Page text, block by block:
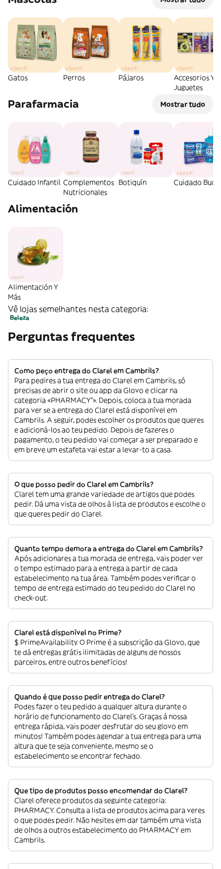
Gatos Perros Pájaros
Accesorios Y
Juguetes
Parafarmacia Mostrar tudo
Cuidado Infantil Complementos
Nutricionales
Botiquín Cuidado Bucal
Alimentación
Alimentación Y
Más
Vê lojas semelhantes nesta categoria:
Beleza
Perguntas frequentes
Como peço entrega do Clarel em Cambrils?
Para pedires a tua entrega do Clarel em Cambrils, só
precisas de abrir o site ou app da Glovo e clicar na
categoria «PHARMACY”». Depois, coloca a tua morada
para ver se a entrega do Clarel está disponível em
Cambrils. A seguir, podes escolher os produtos que queres
e adicioná-los ao teu pedido. Depois de fazeres o
pagamento, o teu pedido vai começar a ser preparado e
em breve um estafeta vai estar a levar-to a casa.
O que posso pedir do Clarel em Cambrils?
Clarel tem uma grande variedade de artigos que podes
pedir. Dá uma vista de olhos à lista de produtos e escolhe o
que queres pedir do Clarel.
Quanto tempo demora a entrega do Clarel em Cambrils?
Após adicionares a tua morada de entrega, vais poder ver
o tempo estimado para a entrega a partir de cada
estabelecimento na tua área. Também podes verificar o
tempo de entrega estimado do teu pedido do Clarel no
check-out.
Clarel está disponível no Prime?
$ PrimeAvailability. O Prime é a subscrição da Glovo, que
te dá entregas grátis ilimitadas de alguns de nossos
parceiros, entre outros benefícios!
Quando é que posso pedir entrega do Clarel?
Podes fazer o teu pedido a qualquer altura durante o
horário de funcionamento do Clarel’s. Graças à nossa
entrega rápida, vais poder desfrutar do seu glovo em
minutos! Também podes agendar a tua entrega para uma
altura que te seja conveniente, mesmo se o
estabelecimento se encontrar fechado.
Que tipo de produtos posso encomendar do Clarel?
Clarel oferece produtos da seguinte categoria:
PHARMACY. Consulta a lista de produtos acima para veres
o que podes pedir. Não hesites em dar também uma vista
de olhos a outros estabelecimento do PHARMACY em
Cambrils.